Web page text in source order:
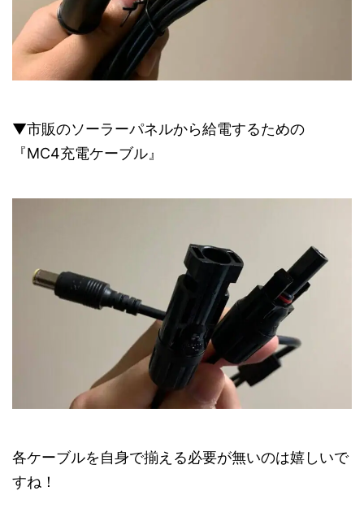
▼市販のソーラーパネルから給電するための
『MC4充電ケーブル』
各ケーブルを自身で揃える必要が無いのは嬉しいで
すね！